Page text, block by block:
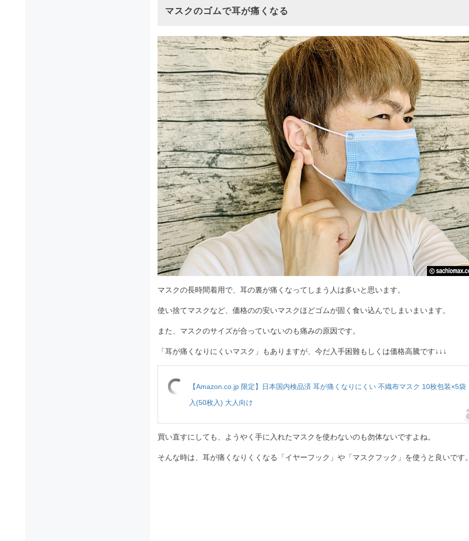
マスクのゴムで耳が痛くなる
マスクの長時間着用で、耳の裏が痛くなってしまう人は多いと思います。
使い捨てマスクなど、価格のの安いマスクほどゴムが固く食い込んでしまいまいます。
また、マスクのサイズが合っていないのも痛みの原因です。
「耳が痛くなりにくいマスク」もありますが、今だ入手困難もしくは価格高騰です↓↓↓
【Amazon.co.jp 限定】日本国内検品済 耳が痛くなりにくい 不織布マスク 10枚包装×5袋
入(50枚入) 大人向け
買い直すにしても、ようやく手に入れたマスクを使わないのも勿体ないですよね。
そんな時は、耳が痛くなりくくなる「イヤーフック」や「マスクフック」を使うと良いです。